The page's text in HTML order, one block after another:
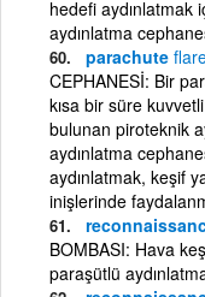
hedefi aydınlatmak
aydınlatma
parachute
CEPHANESİ: Bir
kısa bir süre
bulunan piroteknik
aydınlatma
aydınlatmak, keşif
inişlerinde
BOMBASI: Hava
paraşütlü